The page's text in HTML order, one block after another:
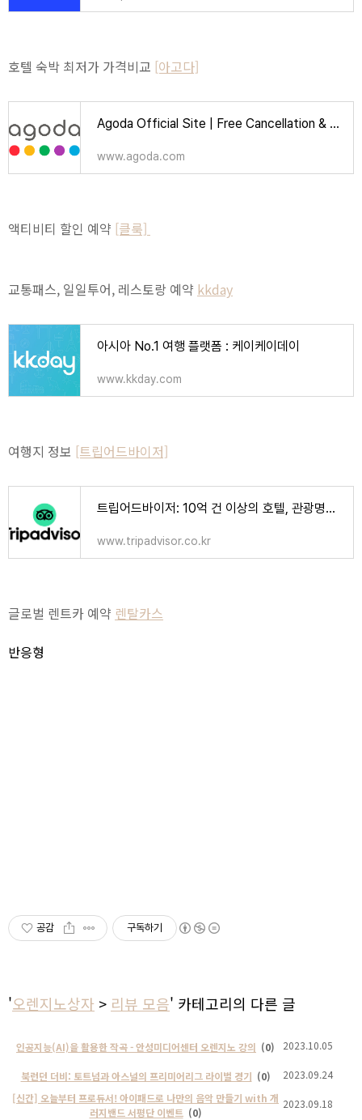
호텔 숙박 최저가 가격비교 [아고다]
Agoda Official Site | Free Cancellation & Booking Deals | Over 2 Million Hotels
www.agoda.com
액티비티 할인 예약 [클룩]
교통패스, 일일투어, 레스토랑 예약 kkday
아시아 No.1 여행 플랫폼 : 케이케이데이
www.kkday.com
여행지 정보 [트립어드바이저]
트립어드바이저: 10억 건 이상의 호텔, 관광명소, 음식점 리뷰와 포스팅이 모여드는 곳
www.tripadvisor.co.kr
글로벌 렌트카 예약 렌탈카스
반응형
공감 구독하기
'오렌지노상자 > 리뷰 모음' 카테고리의 다른 글
인공지능(AI)을 활용한 작곡 - 안성미디어센터 오렌지노 강의 (0) 2023.10.05
북런던 더비: 토트넘과 아스널의 프리미어리그 라이벌 경기 (0)
2023.09.24
[신간] 오늘부터 프로듀서! 아이패드로 나만의 음악 만들기 with 개
러지밴드 서평단 이벤트 (0)
2023.09.18